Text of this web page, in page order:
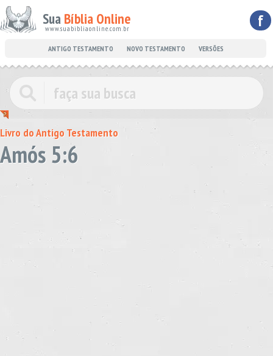
Sua Bíblia Online
www.suabibliaonline.com.br f
ANTIGO TESTAMENTO NOVO TESTAMENTO VERSÕES
Livro do Antigo Testamento
Amós 5:6